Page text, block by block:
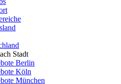
Stadt
Berlin
Köln
München